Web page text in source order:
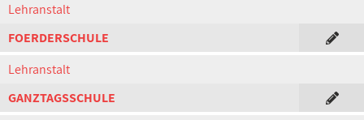
Lehranstalt
FOERDERSCHULE
Lehranstalt
GANZTAGSSCHULE